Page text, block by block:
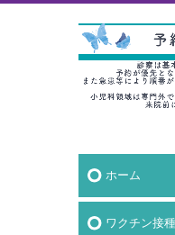
ホーム
ワクチン接種